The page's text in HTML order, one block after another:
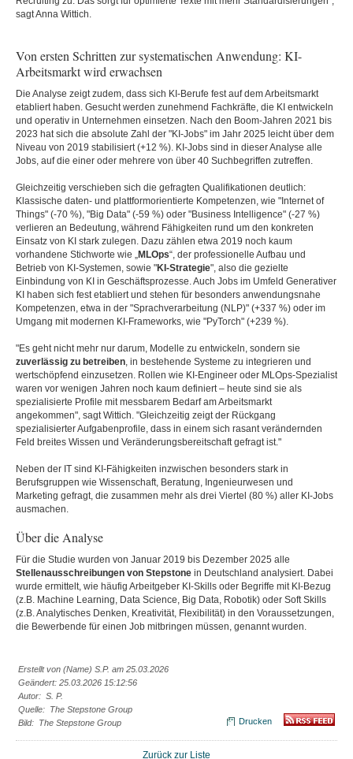
sagt Anna Wittich.
Von ersten Schritten zur systematischen Anwendung: KI-
Arbeitsmarkt wird erwachsen
Die Analyse zeigt zudem, dass sich KI-Berufe fest auf dem Arbeitsmarkt
etabliert haben. Gesucht werden zunehmend Fachkräfte, die KI entwickeln
und operativ in Unternehmen einsetzen. Nach den Boom-Jahren 2021 bis
2023 hat sich die absolute Zahl der "KI-Jobs" im Jahr 2025 leicht über dem
Niveau von 2019 stabilisiert (+12 %). KI-Jobs sind in dieser Analyse alle
Jobs, auf die einer oder mehrere von über 40 Suchbegriffen zutreffen.
Gleichzeitig verschieben sich die gefragten Qualifikationen deutlich:
Klassische daten- und plattformorientierte Kompetenzen, wie "Internet of
Things" (-70 %), "Big Data" (-59 %) oder "Business Intelligence" (-27 %)
verlieren an Bedeutung, während Fähigkeiten rund um den konkreten
Einsatz von KI stark zulegen. Dazu zählen etwa 2019 noch kaum
vorhandene Stichworte wie „MLOps“, der professionelle Aufbau und
Betrieb von KI-Systemen, sowie "KI-Strategie", also die gezielte
Einbindung von KI in Geschäftsprozesse. Auch Jobs im Umfeld Generativer
KI haben sich fest etabliert und stehen für besonders anwendungsnahe
Kompetenzen, etwa in der "Sprachverarbeitung (NLP)" (+337 %) oder im
Umgang mit modernen KI-Frameworks, wie "PyTorch" (+239 %).
"Es geht nicht mehr nur darum, Modelle zu entwickeln, sondern sie
zuverlässig zu betreiben, in bestehende Systeme zu integrieren und
wertschöpfend einzusetzen. Rollen wie KI-Engineer oder MLOps-Spezialist
waren vor wenigen Jahren noch kaum definiert – heute sind sie als
spezialisierte Profile mit messbarem Bedarf am Arbeitsmarkt
angekommen", sagt Wittich. "Gleichzeitig zeigt der Rückgang
spezialisierter Aufgabenprofile, dass in einem sich rasant verändernden
Feld breites Wissen und Veränderungsbereitschaft gefragt ist."
Neben der IT sind KI-Fähigkeiten inzwischen besonders stark in
Berufsgruppen wie Wissenschaft, Beratung, Ingenieurwesen und
Marketing gefragt, die zusammen mehr als drei Viertel (80 %) aller KI-Jobs
ausmachen.
Über die Analyse
Für die Studie wurden von Januar 2019 bis Dezember 2025 alle
Stellenausschreibungen von Stepstone in Deutschland analysiert. Dabei
wurde ermittelt, wie häufig Arbeitgeber KI-Skills oder Begriffe mit KI-Bezug
(z.B. Machine Learning, Data Science, Big Data, Robotik) oder Soft Skills
(z.B. Analytisches Denken, Kreativität, Flexibilität) in den Voraussetzungen,
die Bewerbende für einen Job mitbringen müssen, genannt wurden.
Erstellt von (Name) S.P. am 25.03.2026
Geändert: 25.03.2026 15:12:56
Autor: S. P.
Quelle: The Stepstone Group
Bild: The Stepstone Group
Drucken
Zurück zur Liste